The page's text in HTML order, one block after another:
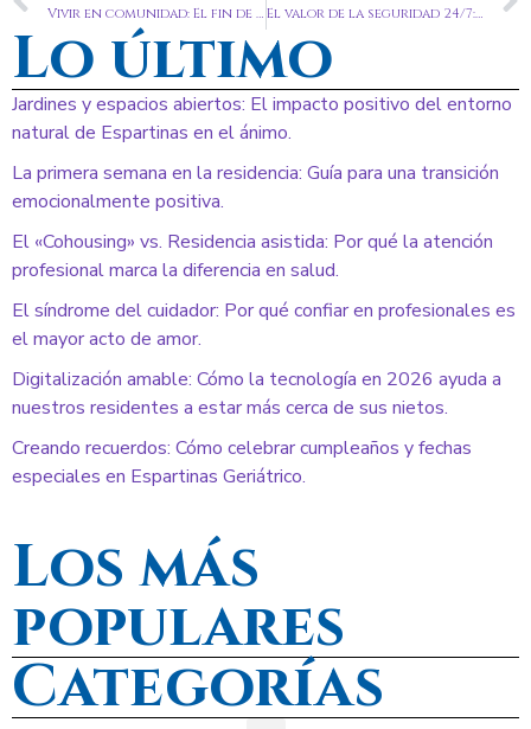
Vivir en comunidad: El fin de la soledad no deseada en los centros geriátricos. El valor de la seguridad 24/7: Dormir tranquilo sabiendo que estás en buenas manos.
Lo último
Jardines y espacios abiertos: El impacto positivo del entorno
natural de Espartinas en el ánimo.
La primera semana en la residencia: Guía para una transición
emocionalmente positiva.
El «Cohousing» vs. Residencia asistida: Por qué la atención
profesional marca la diferencia en salud.
El síndrome del cuidador: Por qué confiar en profesionales es
el mayor acto de amor.
Digitalización amable: Cómo la tecnología en 2026 ayuda a
nuestros residentes a estar más cerca de sus nietos.
Creando recuerdos: Cómo celebrar cumpleaños y fechas
especiales en Espartinas Geriátrico.
Los más
populares
Categorías